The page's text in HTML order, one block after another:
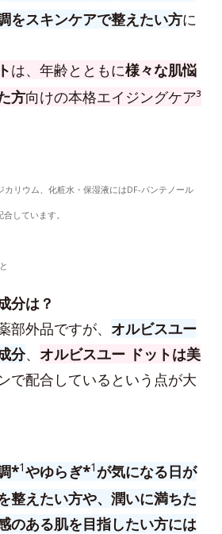
をスキンケアで整えたい方に
は、年齢とともに様々な肌悩
方向けの本格エイジングケア³
カリウム、化粧水・保湿液にはDF-パンテノール
しています。
分は？
部外品ですが、 オルビスユー
分、 オルビスユー ドットは美
で配合しているという点が大
*1やゆらぎ*1 が気になる日が
整えたい方や、潤いに満ちた
のある肌を目指したい方には